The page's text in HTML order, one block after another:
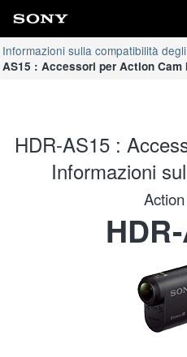
Informazioni sulla compatibilità
AS15 : Accessori per Action
HDR-AS15 :
Informazioni